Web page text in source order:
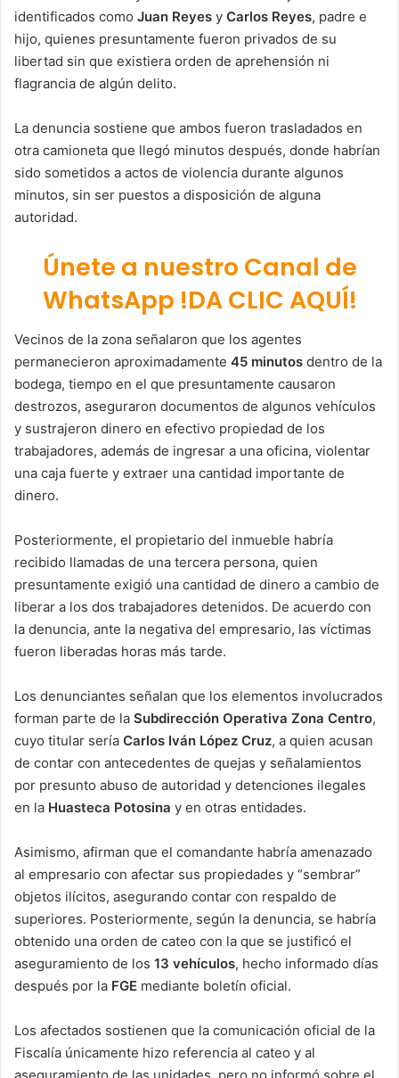
identificados como Juan Reyes y Carlos Reyes, padre e
hijo, quienes presuntamente fueron privados de su
libertad sin que existiera orden de aprehensión ni
flagrancia de algún delito.
La denuncia sostiene que ambos fueron trasladados en
otra camioneta que llegó minutos después, donde habrían
sido sometidos a actos de violencia durante algunos
minutos, sin ser puestos a disposición de alguna
autoridad.
Únete a nuestro Canal de
WhatsApp !DA CLIC AQUÍ!
Vecinos de la zona señalaron que los agentes
permanecieron aproximadamente 45 minutos dentro de la
bodega, tiempo en el que presuntamente causaron
destrozos, aseguraron documentos de algunos vehículos
y sustrajeron dinero en efectivo propiedad de los
trabajadores, además de ingresar a una oficina, violentar
una caja fuerte y extraer una cantidad importante de
dinero.
Posteriormente, el propietario del inmueble habría
recibido llamadas de una tercera persona, quien
presuntamente exigió una cantidad de dinero a cambio de
liberar a los dos trabajadores detenidos. De acuerdo con
la denuncia, ante la negativa del empresario, las víctimas
fueron liberadas horas más tarde.
Los denunciantes señalan que los elementos involucrados
forman parte de la Subdirección Operativa Zona Centro,
cuyo titular sería Carlos Iván López Cruz, a quien acusan
de contar con antecedentes de quejas y señalamientos
por presunto abuso de autoridad y detenciones ilegales
en la Huasteca Potosina y en otras entidades.
Asimismo, afirman que el comandante habría amenazado
al empresario con afectar sus propiedades y “sembrar”
objetos ilícitos, asegurando contar con respaldo de
superiores. Posteriormente, según la denuncia, se habría
obtenido una orden de cateo con la que se justificó el
aseguramiento de los 13 vehículos, hecho informado días
después por la FGE mediante boletín oficial.
Los afectados sostienen que la comunicación oficial de la
Fiscalía únicamente hizo referencia al cateo y al